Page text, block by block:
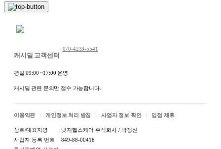
캐시딜 고객센터
070-4233-5541
평일 09:00 ~17:00 운영
캐시딜 관련 문의만 접수 가능합니다.
이용약관 개인정보 처리 방침 사업자 정보 확인 입점 제휴
상호/대표자명
넛지헬스케어 주식회사 / 박정신
사업자 등록 번호
849-88-00418